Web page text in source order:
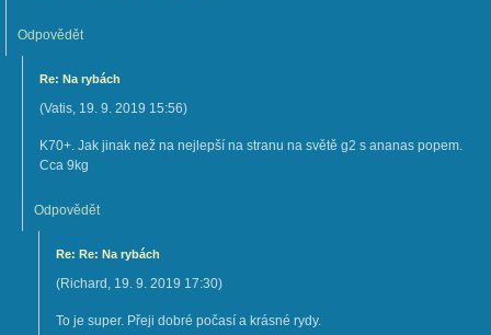
Odpovědět
Re: Na rybách
(Vatis, 19. 9. 2019 15:56)
K70+. Jak jinak než na nejlepší na stranu na světě g2 s ananas popem.
Cca 9kg
Odpovědět
Re: Re: Na rybách
(Richard , 19. 9. 2019 17:30)
To je super. Přeji dobré počasí a krásné rydy.